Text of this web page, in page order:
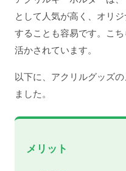
として人気が高く、オリ
することも容易です。こ
活かされています。
以下に、アクリルグッズ
ました。
メリット